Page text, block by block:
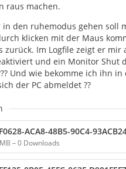
raus machen.
in den ruhemodus gehen soll
klicken mit der Maus
zurück. Im Logfile zeigt er mir
und ein Monitor Shut
Und wie bekomme ich ihn
der PC abmeldet ??
ACA8-48B5-90C4-
– 0 Downloads